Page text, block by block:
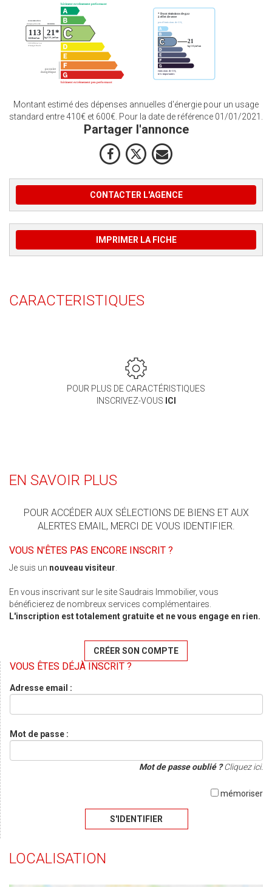
Montant estimé des dépenses annuelles d'énergie pour un usage
standard entre 410€ et 600€. Pour la date de référence 01/01/2021.
Partager l'annonce
CONTACTER L'AGENCE
IMPRIMER LA FICHE
CARACTERISTIQUES
POUR PLUS DE CARACTÉRISTIQUES
INSCRIVEZ-VOUS ICI
EN SAVOIR PLUS
POUR ACCÉDER AUX SÉLECTIONS DE BIENS ET AUX
ALERTES EMAIL, MERCI DE VOUS IDENTIFIER.
VOUS N'ÊTES PAS ENCORE INSCRIT ?
Je suis un nouveau visiteur.
En vous inscrivant sur le site Saudrais Immobilier, vous
bénéficierez de nombreux services complémentaires.
L'inscription est totalement gratuite et ne vous engage en rien.
CRÉER SON COMPTE
VOUS ÊTES DÉJÀ INSCRIT ?
Adresse email :
Mot de passe :
Mot de passe oublié ?Cliquez ici.
mémoriser
S'IDENTIFIER
LOCALISATION